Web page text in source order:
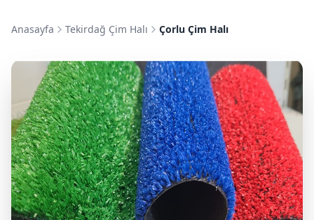
Anasayfa Tekirdağ Çim Halı Çorlu Çim Halı